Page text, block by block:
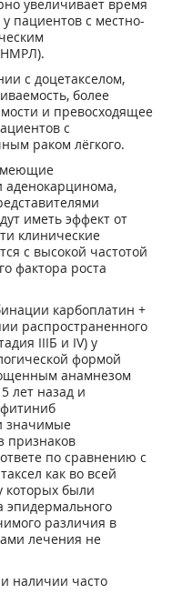
увеличивает время
пациентов с местно-
с доцетакселом,
более
и превосходящее
с
раком лёгкого.
аденокарцинома,
иметь эффект от
клинические
с высокой частотой
фактора роста
карбоплатин +
распространенного
IIIБ и IV) у
формой
анамнезом
лет назад и
значимые
признаков
по сравнению с
как во всей
которых были
эпидермального
различия в
лечения не
наличии часто